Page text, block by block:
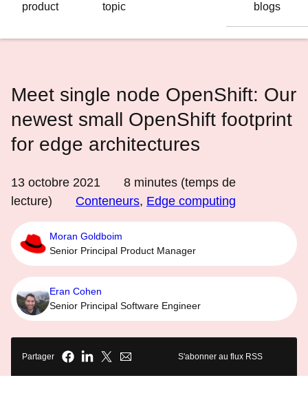
product
topic
blogs
Meet single node OpenShift: Our
newest small OpenShift footprint
for edge architectures
13 octobre 2021 8 minutes (temps de
lecture)
Conteneurs, Edge computing
Moran Goldboim
Senior Principal Product Manager
Eran Cohen
Senior Principal Software Engineer
Partager S'abonner au flux RSS